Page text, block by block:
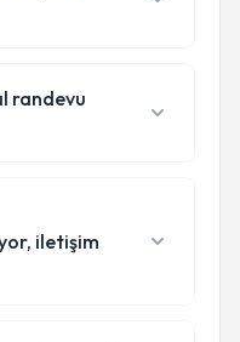
randevu
iletişim